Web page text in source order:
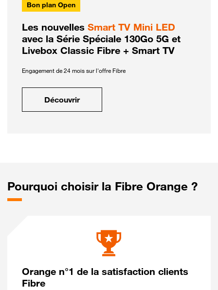
Bon plan Open
Les nouvelles Smart TV Mini LED
avec la Série Spéciale 130Go 5G et
Livebox Classic Fibre + Smart TV
Engagement de 24 mois sur l'offre Fibre
Découvrir
Pourquoi choisir la Fibre Orange ?
Orange n°1 de la satisfaction clients
Fibre